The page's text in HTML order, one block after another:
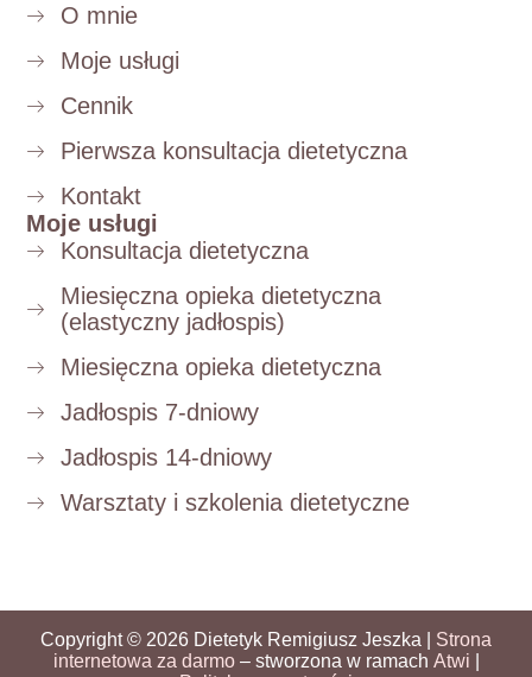
O mnie
Moje usługi
Cennik
Pierwsza konsultacja dietetyczna
Kontakt
Moje usługi
Konsultacja dietetyczna
Miesięczna opieka dietetyczna
(elastyczny jadłospis)
Miesięczna opieka dietetyczna
Jadłospis 7-dniowy
Jadłospis 14-dniowy
Warsztaty i szkolenia dietetyczne
Copyright © 2026 Dietetyk Remigiusz Jeszka | Strona
internetowa za darmo – stworzona w ramach Atwi